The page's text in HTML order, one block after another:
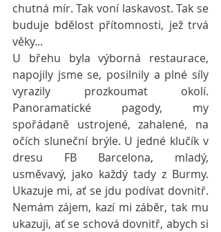
chutná mír. Tak voní laskavost. Tak se
buduje bdělost přítomnosti, jež trvá
věky...
U břehu byla výborná restaurace,
napojily jsme se, posilnily a plné síly
vyrazily prozkoumat okolí.
Panoramatické pagody, my
spořádaně ustrojené, zahalené, na
očích sluneční brýle. U jedné klučík v
dresu FB Barcelona, mladý,
usměvavý, jako každý tady z Burmy.
Ukazuje mi, ať se jdu podívat dovnitř.
Nemám zájem, kazí mi záběr, tak mu
ukazuji, ať se schová dovnitř, abych si